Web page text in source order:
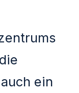
ein